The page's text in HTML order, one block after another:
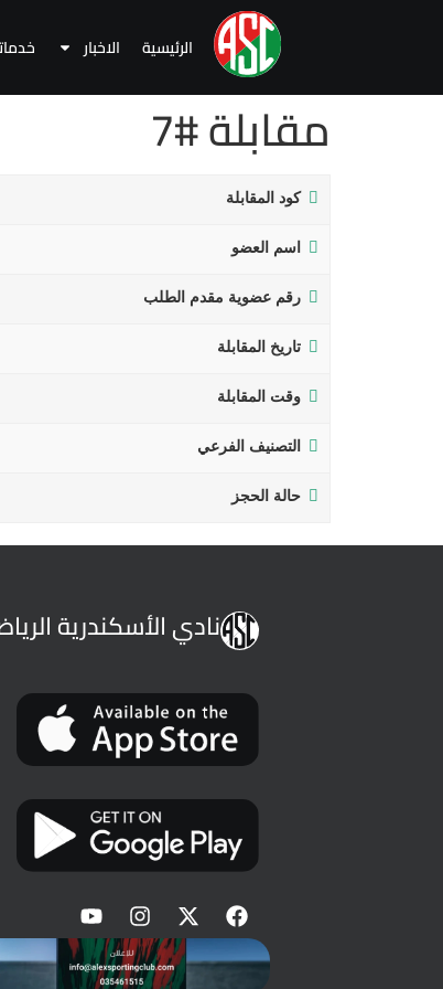
الرئيسية الاخبار
مقابلة #7
كود المقابلة
اسم العضو
رقم عضوية مقدم الطلب
تاريخ المقابلة
وقت المقابلة
التصنيف الفرعي
حالة الحجز
نادي الأسكندرية